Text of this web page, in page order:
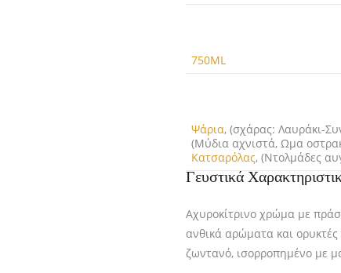
750ML
Ψάρια, (σχάρας: Λαυράκι-
(Μύδια αχνιστά, Ωμα
Κατσαρόλας, (Ντολμάδες
Γευστικά
Αχυροκίτρινο χρώμα με
ανθικά αρώματα και
ζωντανό, ισορροπημένο με